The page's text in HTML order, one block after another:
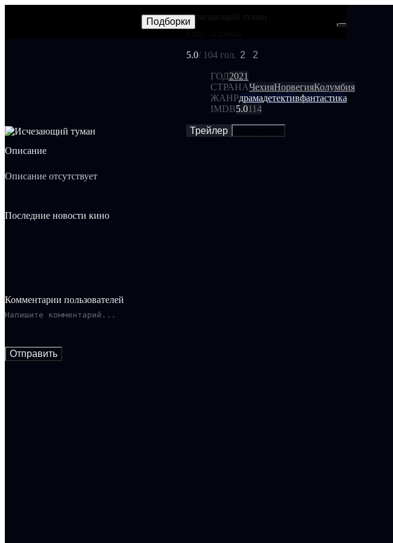
Подборки Frames Новости
Исчезающий туман
5.0/ 104 гол. 2 2
ГОД2021
СТРАНАЧехияНорвегияКолумбия
ЖАНРдрамадетективфантастика
IMDB5.0114
Трейлер
Описание
Описание отсутствует
Последние новости кино
Комментарии пользователей
Отправить